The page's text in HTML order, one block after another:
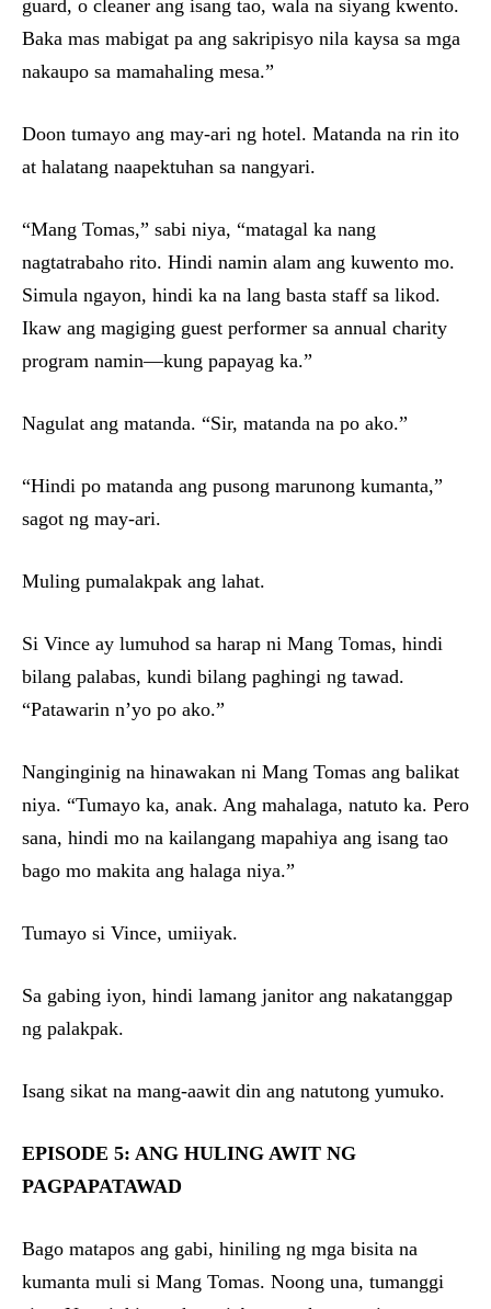
guard, o cleaner ang isang tao, wala na siyang kwento.
Baka mas mabigat pa ang sakripisyo nila kaysa sa mga
nakaupo sa mamahaling mesa.”
Doon tumayo ang may-ari ng hotel. Matanda na rin ito
at halatang naapektuhan sa nangyari.
“Mang Tomas,” sabi niya, “matagal ka nang
nagtatrabaho rito. Hindi namin alam ang kuwento mo.
Simula ngayon, hindi ka na lang basta staff sa likod.
Ikaw ang magiging guest performer sa annual charity
program namin—kung papayag ka.”
Nagulat ang matanda. “Sir, matanda na po ako.”
“Hindi po matanda ang pusong marunong kumanta,”
sagot ng may-ari.
Muling pumalakpak ang lahat.
Si Vince ay lumuhod sa harap ni Mang Tomas, hindi
bilang palabas, kundi bilang paghingi ng tawad.
“Patawarin n’yo po ako.”
Nanginginig na hinawakan ni Mang Tomas ang balikat
niya. “Tumayo ka, anak. Ang mahalaga, natuto ka. Pero
sana, hindi mo na kailangang mapahiya ang isang tao
bago mo makita ang halaga niya.”
Tumayo si Vince, umiiyak.
Sa gabing iyon, hindi lamang janitor ang nakatanggap
ng palakpak.
Isang sikat na mang-aawit din ang natutong yumuko.
EPISODE 5: ANG HULING AWIT NG
PAGPAPATAWAD
Bago matapos ang gabi, hiniling ng mga bisita na
kumanta muli si Mang Tomas. Noong una, tumanggi